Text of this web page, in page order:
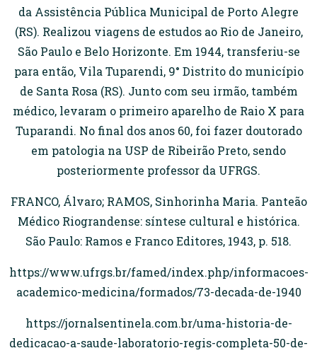
da Assistência Pública Municipal de Porto Alegre
(RS). Realizou viagens de estudos ao Rio de Janeiro,
São Paulo e Belo Horizonte. Em 1944, transferiu-se
para então, Vila Tuparendi, 9° Distrito do município
de Santa Rosa (RS). Junto com seu irmão, também
médico, levaram o primeiro aparelho de Raio X para
Tuparandi. No final dos anos 60, foi fazer doutorado
em patologia na USP de Ribeirão Preto, sendo
posteriormente professor da UFRGS.
FRANCO, Álvaro; RAMOS, Sinhorinha Maria. Panteão
Médico Riograndense: síntese cultural e histórica.
São Paulo: Ramos e Franco Editores, 1943, p. 518.
https://www.ufrgs.br/famed/index.php/informacoes-
academico-medicina/formados/73-decada-de-1940
https://jornalsentinela.com.br/uma-historia-de-
dedicacao-a-saude-laboratorio-regis-completa-50-de-